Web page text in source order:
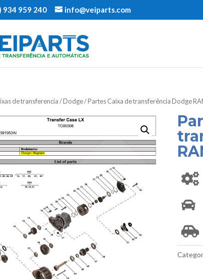
934 959 240 info@veiparts.com
de transferencia/Dodge/ Partes Caixa de transferência Dodge